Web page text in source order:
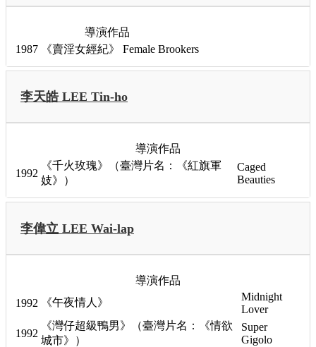
導演作品
1987
《賣淫女經紀》 Female Brookers
李天皓 LEE Tin-ho
導演作品
1992
《千火玫瑰》（臺灣片名：《紅旗軍
妓》）
Caged
Beauties
李偉立 LEE Wai-lap
導演作品
1992
《午夜情人》
Midnight
Lover
1992
《灣仔超級鴨男》（臺灣片名：《情欲
城市》）
Super
Gigolo